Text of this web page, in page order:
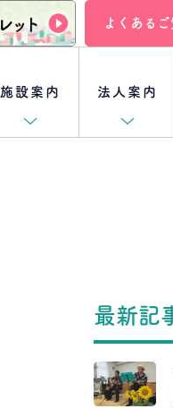
よくあるご
住宅型有料老
居宅介護支援
施設案内
坂の上在宅リ
坂の上ろうけ
法人案内
訪問看護体験
クロストークリ
クロストーク事
最新記